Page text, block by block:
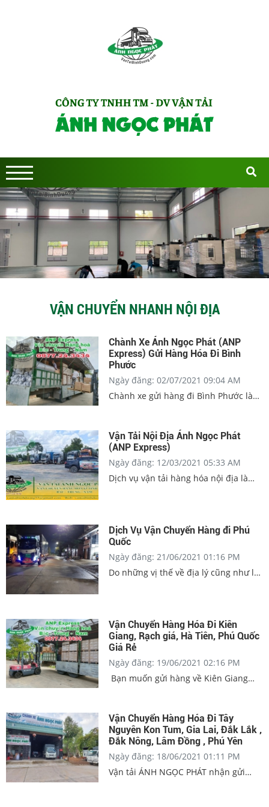
VẬN CHUYỂN NHANH NỘI ĐỊA
Chành Xe Ánh Ngọc Phát (ANP
Express) Gửi Hàng Hóa Đi Bình
Phước
Ngày đăng: 02/07/2021 09:04 AM
Chành xe gửi hàng đi Bình Phước là
tác gửi hàng đi Bình Phước với trọng
lượng nhỏ hay lớn đều trở nên đơn
giản hơn khi bạn tham khảo nội dung
của bài viết dưới đây.
Vận Tải Nội Địa Ánh Ngọc Phát
(ANP Express)
Ngày đăng: 12/03/2021 05:33 AM
Dịch vụ vận tải hàng hóa nội địa là
thành một trong những ngành đóng
vai trò quan trọng trong sự phát triển
kinh tế - xã hội của Việt Nam.
Dịch Vụ Vận Chuyển Hàng đi Phú
Quốc
Ngày đăng: 21/06/2021 01:16 PM
Do những vị thế về địa lý cũng như là
nền kinh tế hiện nay thì hoạt động
vận chuyển và trao đổi hàng hóa ngày
càng diễn ra sôi động. Các cá nhân,
doanh nghiệp hoạt động trong lĩnh
vực sản xuất, kinh doanh không chỉ
Nôi và ngược lại.
Vận Chuyển Hàng Hóa Đi Kiên
Giang, Rạch giá, Hà Tiên, Phú Quốc
Giá Rẻ
Ngày đăng: 19/06/2021 02:16 PM
Bạn muốn gửi hàng về Kiên Giang
bảo giao hàng kịp thời cho đối tác tại
các thành phố, thị xã của Kiên Giang?
Hãy liên hệ và sử dụng các dịch vụ
vận chuyển hàng hóa tại chành xe
Kiên Giang của Công Ty TNHH DV
Vận Chuyển Hàng Hóa Đi Tây
Nguyên Kon Tum, Gia Lai, Đắk Lắk ,
Đắk Nông, Lâm Đồng , Phú Yên
Ngày đăng: 18/06/2021 01:11 PM
Vận tải ÁNH NGỌC PHÁT nhận gửi